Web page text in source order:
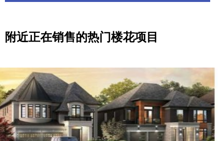
附近正在销售的热门楼花项目